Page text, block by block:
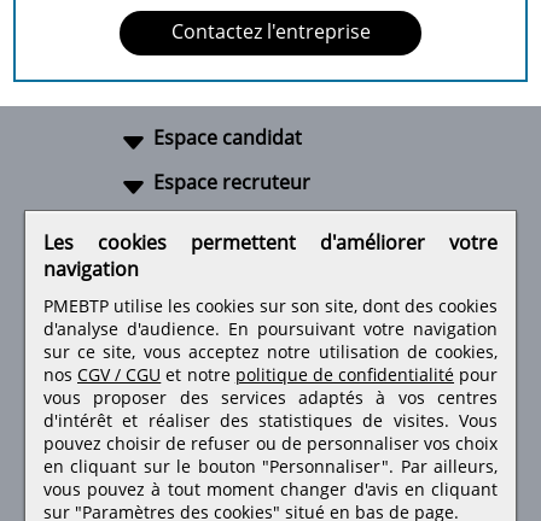
Contactez l'entreprise
Espace candidat
Espace recruteur
Retrouvez-nous sur les réseaux sociaux
Les cookies permettent d'améliorer votre
navigation
PMEBTP utilise les cookies sur son site, dont des cookies
d'analyse d'audience. En poursuivant votre navigation
sur ce site, vous acceptez notre utilisation de cookies,
nos CGV / CGU et notre politique de confidentialité pour
vous proposer des services adaptés à vos centres
d'intérêt et réaliser des statistiques de visites.Vous
pouvez choisir de refuser ou de personnaliser vos choix
en cliquant sur le bouton "Personnaliser". Par ailleurs,
vous pouvez à tout moment changer d'avis en cliquant
sur "Paramètres des cookies" situé en bas de page.